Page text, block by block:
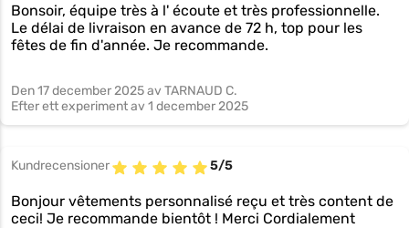
Bonsoir, équipe très à l' écoute et très professionnelle.
Le délai de livraison en avance de 72 h, top pour les
fêtes de fin d'année. Je recommande.
Den17 december 2025av TARNAUD C.
Efter ett experiment av 1 december 2025
Kundrecensioner 5/5
Bonjour vêtements personnalisé reçu et très content de
ceci! Je recommande bientôt ! Merci Cordialement